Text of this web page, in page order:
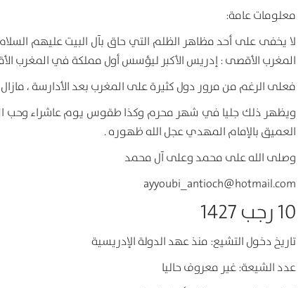
معلومات عامة:
لا يخفى على أحد مظاهر الظلم التي حاق بآل البيت عليهم
المغرب الأقصى : إدريس الأكبر ليؤسس أول مملكة في المغرب
فعلى الرغم من مرور دول كثيرة على المغرب بعد الأدارسة ،
ويظهر ذلك جليا في شهر محرم وكذا طقوس يوم عاشراء وحب
العميق بالإمام المهدي عجل الله ظهوره .
وصلى الله على محمد وعلى آل محمد
ayyoubi_antioch@hotmail.com
10 رجب 1427
تاريخ دخول التشيع: منذ عهد الدولة الإدريسية
عدد الشيعة: غير معروف حاليا